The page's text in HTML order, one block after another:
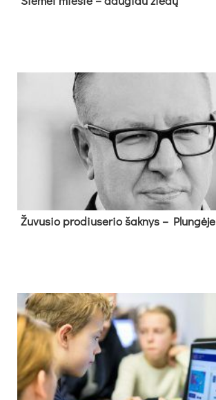
Žu­vu­sio pro­diu­se­rio šak­nys – Plun­gė­je